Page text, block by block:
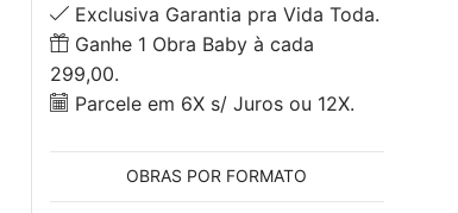
Exclusiva Garantia pra Vida Toda.
Ganhe 1 Obra Baby à cada
299,00.
Parcele em 6X s/ Juros ou 12X.
OBRAS POR FORMATO